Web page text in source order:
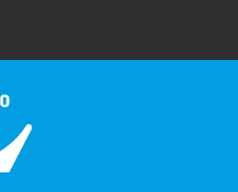
Genova